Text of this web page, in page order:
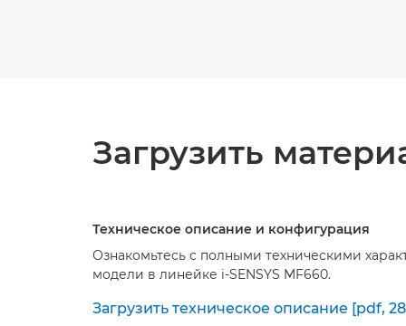
Загрузить
Техническое описание и конфигурация
Ознакомьтесь с полными техническими
модели в линейке i-SENSYS MF660.
Загрузить техническое описание [pdf,